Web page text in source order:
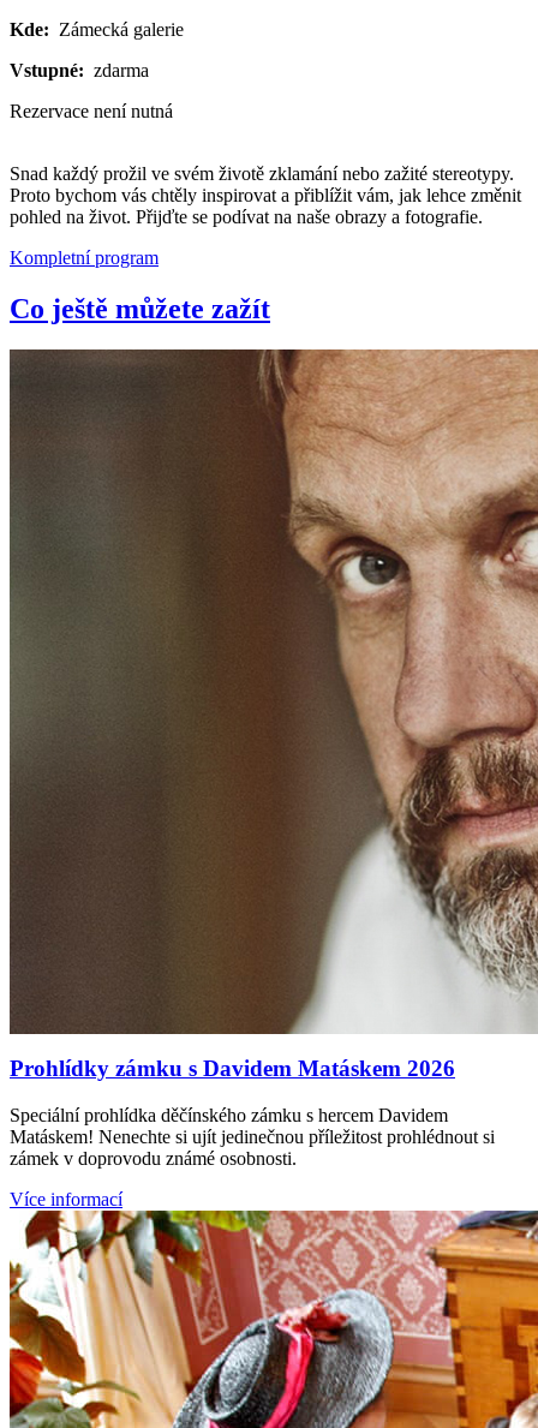
Kde: Zámecká galerie
Vstupné: zdarma
Rezervace není nutná
Snad každý prožil ve svém životě zklamání nebo zažité stereotypy.
Proto bychom vás chtěly inspirovat a přiblížit vám, jak lehce změnit
pohled na život. Přijďte se podívat na naše obrazy a fotografie.
Kompletní program
Co ještě můžete zažít
Prohlídky zámku s Davidem Matáskem 2026
Speciální prohlídka děčínského zámku s hercem Davidem
Matáskem! Nenechte si ujít jedinečnou příležitost prohlédnout si
zámek v doprovodu známé osobnosti.
Více informací